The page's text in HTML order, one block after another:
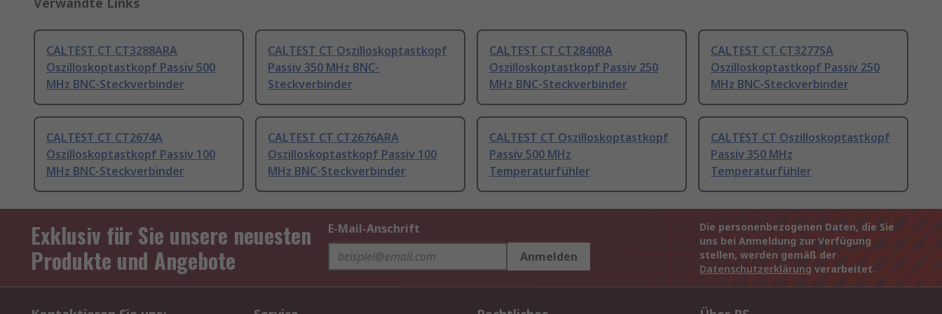
CALTEST CT CT3288ARA
Oszilloskoptastkopf Passiv 500
MHz BNC-Steckverbinder
CALTEST CT Oszilloskoptastkopf
Passiv 350 MHz BNC-
Steckverbinder
CALTEST CT CT2840RA
Oszilloskoptastkopf Passiv 250
MHz BNC-Steckverbinder
CALTEST CT CT3277SA
Oszilloskoptastkopf Passiv 250
MHz BNC-Steckverbinder
CALTEST CT CT2674A
Oszilloskoptastkopf Passiv 100
MHz BNC-Steckverbinder
CALTEST CT CT2676ARA
Oszilloskoptastkopf Passiv 100
MHz BNC-Steckverbinder
CALTEST CT Oszilloskoptastkopf
Passiv 500 MHz
Temperaturfühler
CALTEST CT Oszilloskoptastkopf
Passiv 350 MHz
Temperaturfühler
Exklusiv für Sie unsere neuesten
Produkte und Angebote
E-Mail-Anschrift
Anmelden
Die personenbezogenen Daten, die Sie
uns bei Anmeldung zur Verfügung
stellen, werden gemäß der
Datenschutzerklärung verarbeitet.